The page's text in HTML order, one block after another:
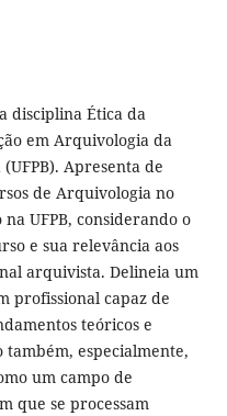
disciplina Ética da
em Arquivologia da
Apresenta de
de Arquivologia no
UFPB, considerando o
e sua relevância aos
arquivista. Delineia um
profissional capaz de
teóricos e
também, especialmente,
um campo de
que se processam